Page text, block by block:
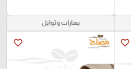
favorite_border
بهارات وتوابل
favorite_border